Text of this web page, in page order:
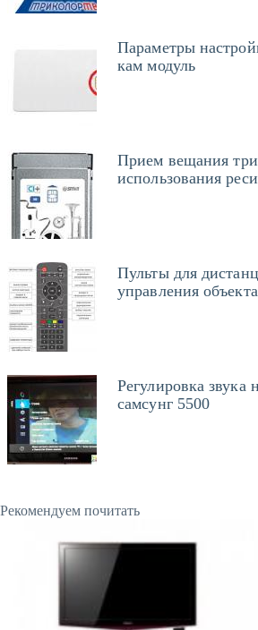
Параметры
кам модуль
Прием вещания
использования
Пульты для
управления
Регулировка звука
самсунг 5500
Рекомендуем почитать